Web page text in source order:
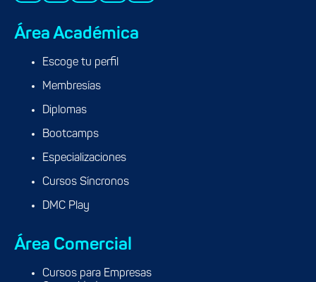
Área Académica
Escoge tu perfil
Membresías
Diplomas
Bootcamps
Especializaciones
Cursos Síncronos
DMC Play
Área Comercial
Cursos para Empresas